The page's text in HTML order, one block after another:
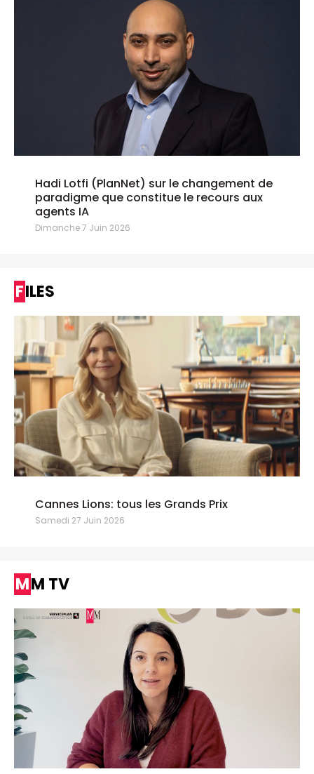
Hadi Lotfi (PlanNet) sur le changement de
paradigme que constitue le recours aux
agents IA
Dimanche 7 Juin 2026
FILES
Cannes Lions: tous les Grands Prix
Samedi 27 Juin 2026
MM TV